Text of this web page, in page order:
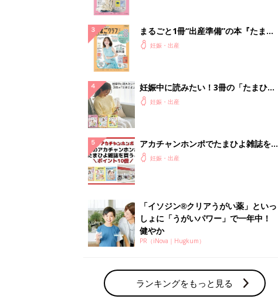
まるごと1冊“出産準備”の本『たまご
クラブ 夏号』〈スペシャル大特集〉
妊娠・出産
妊娠中に読みたい！3冊の「たまひ
よ」妊娠・出産
アカチャンホンポでたまひよ雑誌を買
うとポイント10倍【期間限定】
妊娠・出産
「イソジン®クリアうがい薬」といっ
しょに「うがいパワー」で一年中！
健やか
PR（iNova｜Hugkum）
ランキングをもっと見る